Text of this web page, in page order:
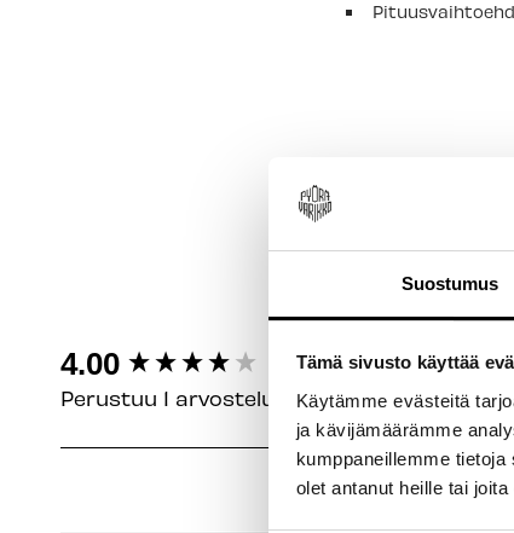
Suostumus
Tämä sivusto käyttää
Käytämme evästeitä
ja kävijämäärämme
kumppaneillemme
olet antanut heille tai
4.00
Perustuu 1 arvosteluun
New content loaded